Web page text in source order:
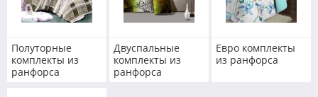
Полуторные
комплекты из
ранфорса
Двуспальные
комплекты из
ранфорса
Евро комплекты
из ранфорса